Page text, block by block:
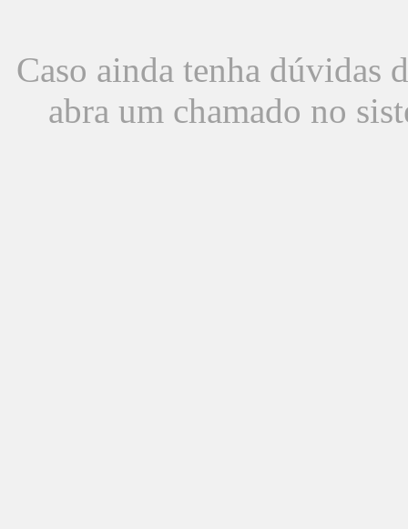
Caso ainda tenha dúvidas
abra um chamado no